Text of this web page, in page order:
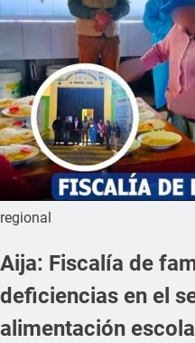
regional
Aija: Fiscalía de
deficiencias en el
alimentación